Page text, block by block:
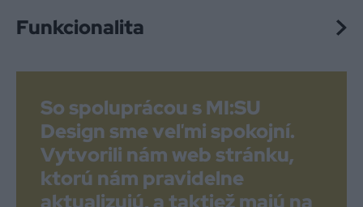
Funkcionalita
So spoluprácou s MI:SU
Design sme veľmi spokojní.
Vytvorili nám web stránku,
ktorú nám pravidelne
aktualizujú, a taktiež majú na